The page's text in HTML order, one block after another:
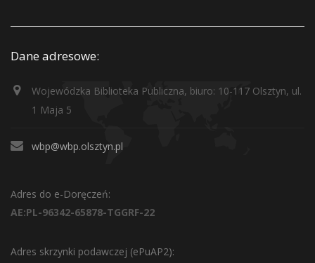
Dane adresowe:
Wojewódzka Biblioteka Publiczna, biuro: 10-117 Olsztyn, ul.
1 Maja 5
wbp@wbp.olsztyn.pl
Adres do e-Doręczeń:
AE:PL-96342-65878-TGGRF-22
Adres skrzynki podawczej (ePuAP2):